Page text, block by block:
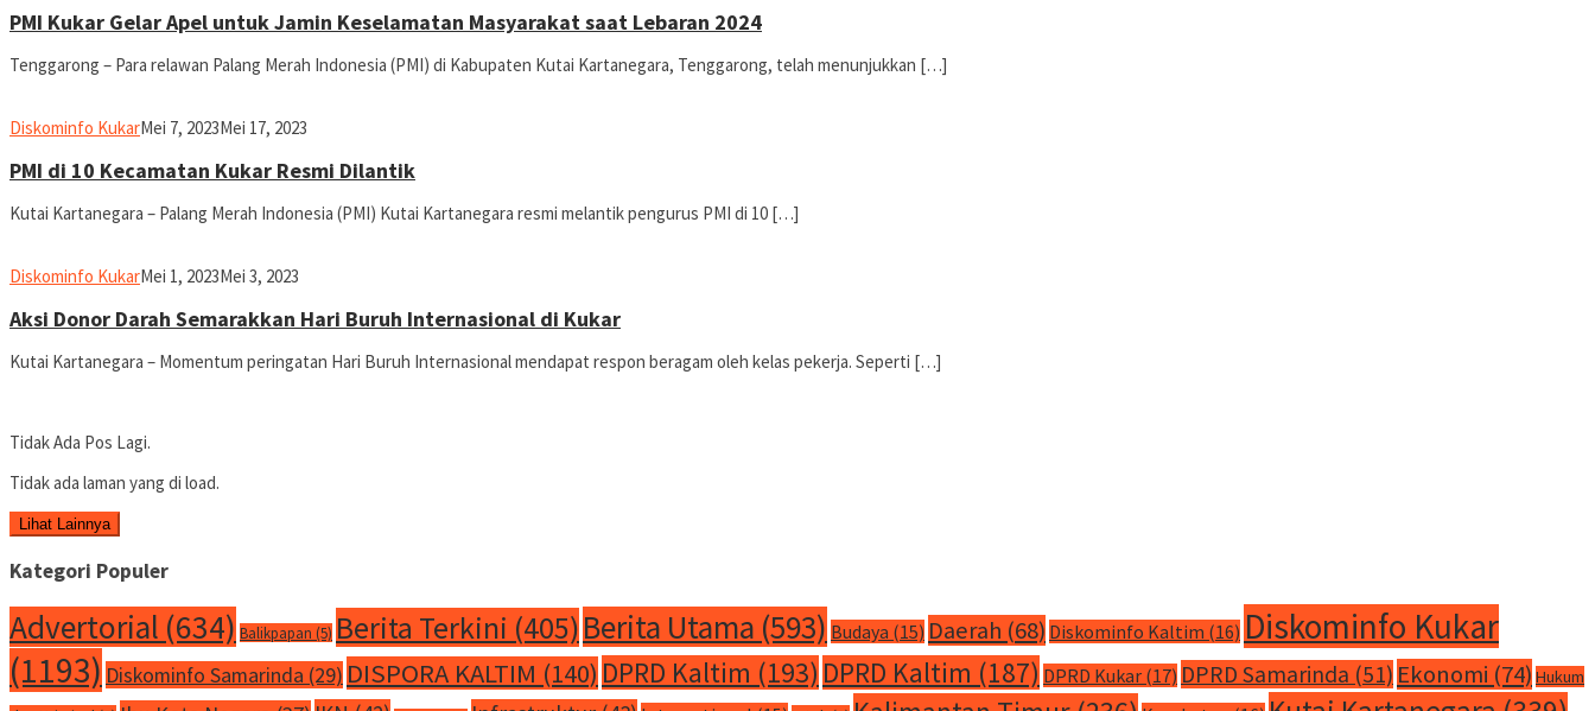
PMI Kukar Gelar Apel untuk Jamin Keselamatan Masyarakat saat Lebaran 2024
Tenggarong – Para relawan Palang Merah Indonesia (PMI) di Kabupaten Kutai Kartanegara, Tenggarong, telah menunjukkan […]
Diskominfo KukarLiputan
Mei 7, 2023Mei 17, 2023
PMI di 10 Kecamatan Kukar Resmi Dilantik
Kutai Kartanegara – Palang Merah Indonesia (PMI) Kutai Kartanegara resmi melantik pengurus PMI di 10 […]
Diskominfo KukarLiputan
Mei 1, 2023Mei 3, 2023
Aksi Donor Darah Semarakkan Hari Buruh Internasional di Kukar
Kutai Kartanegara – Momentum peringatan Hari Buruh Internasional mendapat respon beragam oleh kelas pekerja. Seperti […]
Tidak Ada Pos Lagi.
Tidak ada laman yang di load.
Lihat Lainnya
Kategori Populer
Advertorial (634) Balikpapan (5) Berita Terkini (405)Berita Utama (593) Budaya (15) Daerah (68) Diskominfo Kaltim (16) Diskominfo Kukar
(1193) Diskominfo Samarinda (29) DISPORA KALTIM (140) DPRD Kaltim (193) DPRD Kaltim (187) DPRD Kukar (17) DPRD Samarinda (51) Ekonomi (74) Hukum